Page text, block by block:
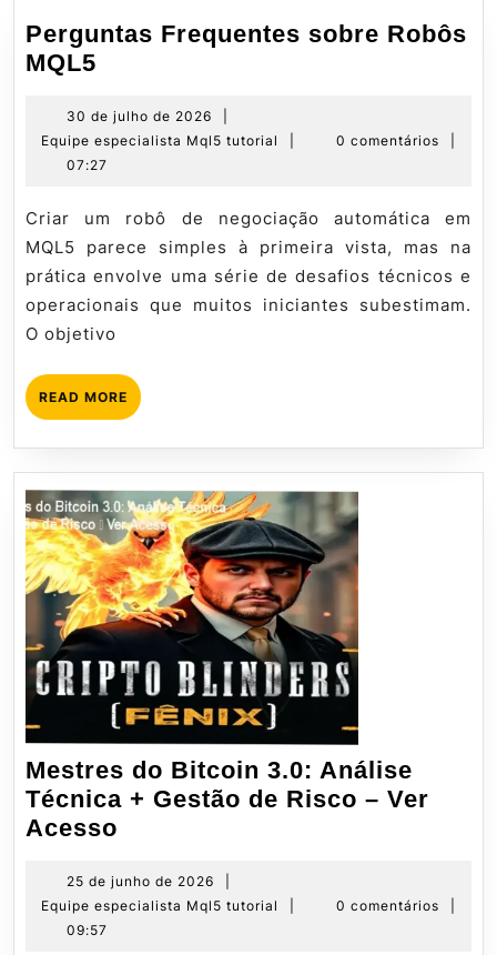
Perguntas Frequentes sobre Robôs
MQL5
sobre
Robôs
MQL5
30 de julho de 2026
de
2026
Equipe especialista Mql5 tutorial
tutorial
0 comentários
07:27
Criar um robô de negociação automática em
MQL5 parece simples à primeira vista, mas na
prática envolve uma série de desafios técnicos e
operacionais que muitos iniciantes subestimam.
O objetivo
READ MORE READ
MORE
Mestres do Bitcoin 3.0: Análise
Técnica + Gestão de Risco – Ver
Acesso
Bitcoin
3.0:
25 de junho de 2026
25
de
Equipe especialista Mql5 tutorial
Equipe
0 comentários
09:57